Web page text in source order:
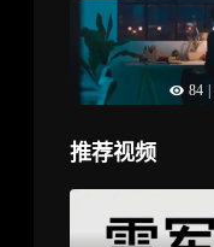
84
推荐视频